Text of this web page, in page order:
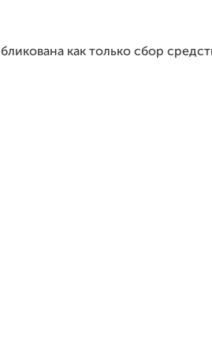
как только сбор